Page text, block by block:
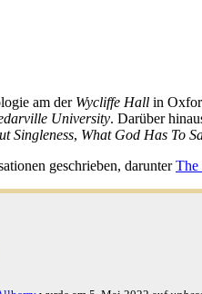
am der Wycliffe Hall in
University. Darüber
Singleness, What God Has To
geschrieben, darunterThe